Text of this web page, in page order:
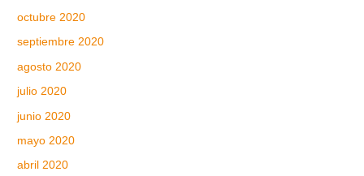
octubre 2020
septiembre 2020
agosto 2020
julio 2020
junio 2020
mayo 2020
abril 2020